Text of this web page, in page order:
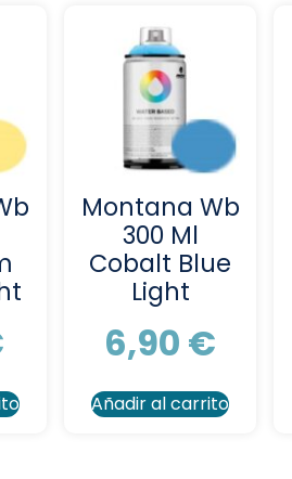
Montana Wb
300 Ml
Cobalt Blue
Light
6,90 €
Añadir al carrito